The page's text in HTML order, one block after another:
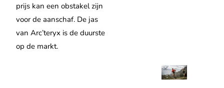
prijs kan een obstakel zijn
voor de aanschaf. De jas
van Arc’teryx is de duurste
op de markt.